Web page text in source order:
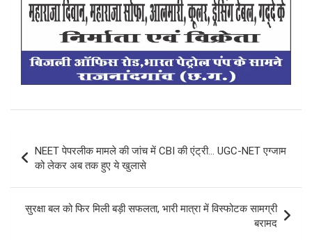
navigation
NEET पेपरलीक मामले की जांच में CBI की एंट्री… UGC-NET एग्जाम
को लेकर अब तक हुए ये खुलासे
सुरक्षा बल को फिर मिली बड़ी सफलता, भारी मात्रा में विस्‍फोटक सामग्री
बरामद